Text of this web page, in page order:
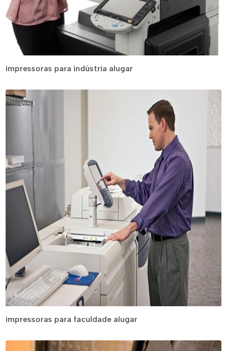
impressoras para indústria alugar
impressoras para faculdade alugar